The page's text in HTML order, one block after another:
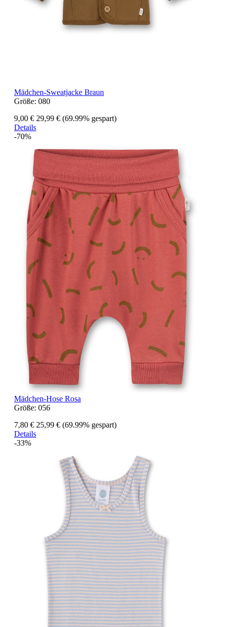
Mädchen-Sweatjacke Braun
Größe: 080
9,00 € 29,99 € (69.99% gespart)
Details
-70%
Mädchen-Hose Rosa
Größe: 056
7,80 € 25,99 € (69.99% gespart)
Details
-33%